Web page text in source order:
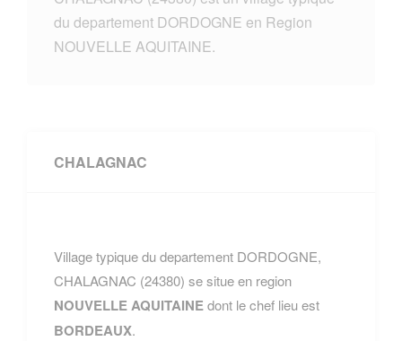
du departement DORDOGNE en Region
NOUVELLE AQUITAINE.
CHALAGNAC
Village typique du departement DORDOGNE,
CHALAGNAC (24380) se situe en region
NOUVELLE AQUITAINEdont le chef lieu est
BORDEAUX.